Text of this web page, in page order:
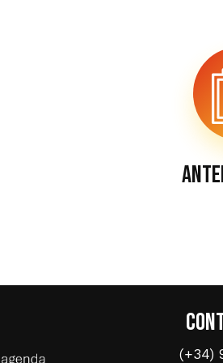
(+34)